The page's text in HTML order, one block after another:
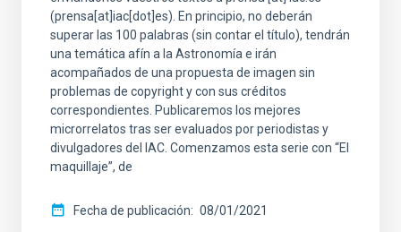
(prensa[at]iac[dot]es) . En principio, no deberán
superar las 100 palabras (sin contar el título), tendrán
una temática afín a la Astronomía e irán
acompañados de una propuesta de imagen sin
problemas de copyright y con sus créditos
correspondientes. Publicaremos los mejores
microrrelatos tras ser evaluados por periodistas y
divulgadores del IAC. Comenzamos esta serie con “El
maquillaje”, de
Fecha de publicación 08/01/2021